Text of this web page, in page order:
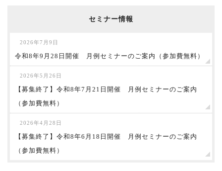
セミナー情報
2026年7月9日
令和8年9月28日開催 月例セミナーのご案内（参加費無料）
2026年5月26日
【募集終了】令和8年7月21日開催 月例セミナーのご案内
（参加費無料）
2026年4月28日
【募集終了】令和8年6月18日開催 月例セミナーのご案内
（参加費無料）